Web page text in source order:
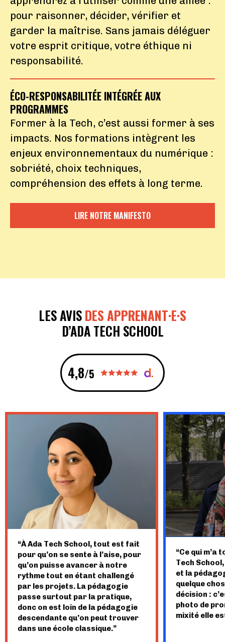
pour raisonner, décider, vérifier et
garder la maîtrise. Sans jamais déléguer
votre esprit critique, votre éthique ni
responsabilité.
ÉCO-RESPONSABILITÉE INTÉGRÉE AUX
PROGRAMMES
Former à la Tech, c’est aussi former à ses
impacts. Nos formations intègrent les
enjeux environnementaux du numérique :
sobriété, choix techniques,
compréhension des effets à long terme.
LIRE NOTRE MANIFESTO
LES AVISDES APPRENANT·E·S
D’ADA TECH SCHOOL
4,8/5
“À Ada Tech School, tout est fait
pour qu’on se sente à l’aise, pour
qu’on puisse avancer à notre
rythme tout en étant challengé
par les projets. La pédagogie
passe surtout par la pratique,
donc on est loin de la pédagogie
descendante qu’on peut trouver
dans une école classique.”
“Ce qui m’a
Tech
et la
quelque
décision :
photo de
mixité elle